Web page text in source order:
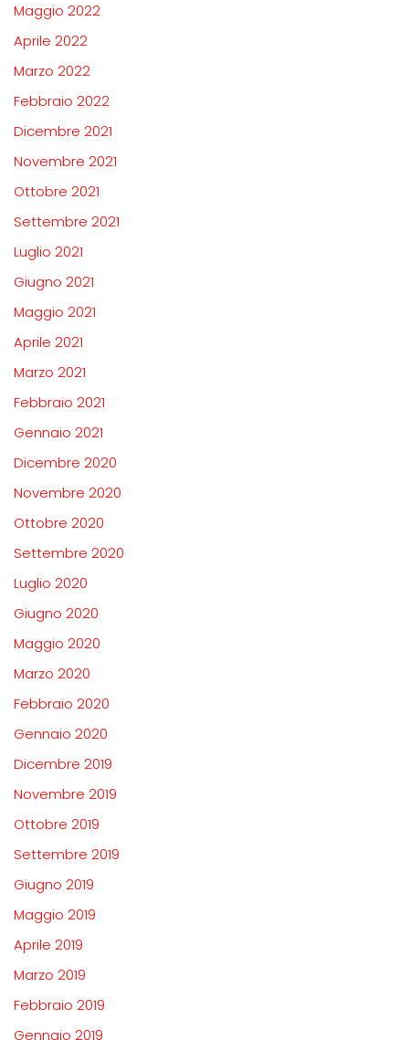
Maggio 2022
Aprile 2022
Marzo 2022
Febbraio 2022
Dicembre 2021
Novembre 2021
Ottobre 2021
Settembre 2021
Luglio 2021
Giugno 2021
Maggio 2021
Aprile 2021
Marzo 2021
Febbraio 2021
Gennaio 2021
Dicembre 2020
Novembre 2020
Ottobre 2020
Settembre 2020
Luglio 2020
Giugno 2020
Maggio 2020
Marzo 2020
Febbraio 2020
Gennaio 2020
Dicembre 2019
Novembre 2019
Ottobre 2019
Settembre 2019
Giugno 2019
Maggio 2019
Aprile 2019
Marzo 2019
Febbraio 2019
Gennaio 2019